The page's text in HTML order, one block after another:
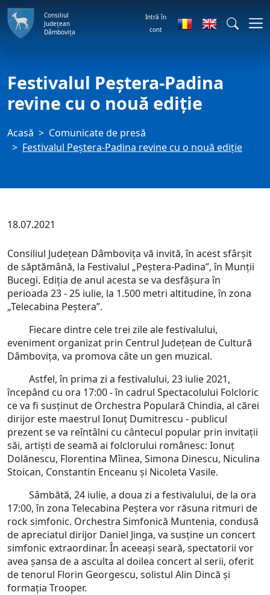
Consiliul
Județean
Dâmbovița
Intră în
cont
Festivalul Peștera-Padina
revine cu o nouă ediție
Acasă
Comunicate de presă
Festivalul Peștera-Padina revine cu o nouă ediție
18.07.2021
Consiliul Județean Dâmbovița vă invită, în acest sfârșit
de săptămână, la Festivalul „Peștera-Padina”, în Munții
Bucegi. Ediția de anul acesta se va desfășura în
perioada 23 - 25 iulie, la 1.500 metri altitudine, în zona
„Telecabina Peștera”.
Fiecare dintre cele trei zile ale festivalului,
eveniment organizat prin Centrul Județean de Cultură
Dâmbovița, va promova câte un gen muzical.
Astfel, în prima zi a festivalului, 23 iulie 2021,
începând cu ora 17:00 - în cadrul Spectacolului Folcloric
ce va fi susținut de Orchestra Populară Chindia, al cărei
dirijor este maestrul Ionuț Dumitrescu - publicul
prezent se va reîntâlni cu cântecul popular prin invitații
săi, artiști de seamă ai folclorului românesc: Ionuț
Dolănescu, Florentina Mîinea, Simona Dinescu, Niculina
Stoican, Constantin Enceanu și Nicoleta Vasile.
Sâmbătă, 24 iulie, a doua zi a festivalului, de la ora
17:00, în zona Telecabina Peștera vor răsuna ritmuri de
rock simfonic. Orchestra Simfonică Muntenia, condusă
de apreciatul dirijor Daniel Jinga, va susține un concert
simfonic extraordinar. În aceeași seară, spectatorii vor
avea șansa de a asculta al doilea concert al serii, oferit
de tenorul Florin Georgescu, solistul Alin Dincă și
formația Trooper.